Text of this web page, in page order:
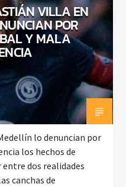
VILLA EN
POR
Y MALA
lo denuncian por
los hechos de
dos realidades
canchas de